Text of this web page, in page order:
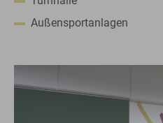
Außensportanlagen